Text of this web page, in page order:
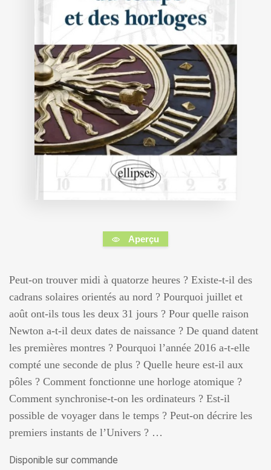
Aperçu
Peut-on trouver midi à quatorze heures ? Existe-t-il des
cadrans solaires orientés au nord ? Pourquoi juillet et
août ont-ils tous les deux 31 jours ? Pour quelle raison
Newton a-t-il deux dates de naissance ? De quand datent
les premières montres ? Pourquoi l’année 2016 a-t-elle
compté une seconde de plus ? Quelle heure est-il aux
pôles ? Comment fonctionne une horloge atomique ?
Comment synchronise-t-on les ordinateurs ? Est-il
possible de voyager dans le temps ? Peut-on décrire les
premiers instants de l’Univers ? …
Disponible sur commande